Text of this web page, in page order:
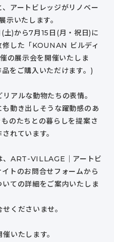
アートビレッジがリノベー
示いたします。
土)から7月15日(月・祝日)に
修した「KOUNAN ビルディ
の展示会を開催いたしま
をご購入いただけます。)
アルな動物たちの表情。
動き出しそうな躍動感のあ
のたちとの暮らしを提案さ
れています。
、ART-VILLAGE｜アートビ
トのお問合せフォームから
ての詳細をご案内いたしま
くださいませ。
いたします。